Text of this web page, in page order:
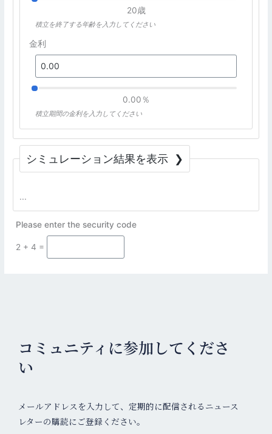
20歳
積立を終了する年齢を入力してください
金利
0.00％
積立期間の金利を入力してください
シミュレーション結果を表示
Please enter the security code
2 + 4 =
コミュニティに参加してくださ
い
メールアドレスを入力して、定期的に配信されるニュース
レターの購読にご登録ください。